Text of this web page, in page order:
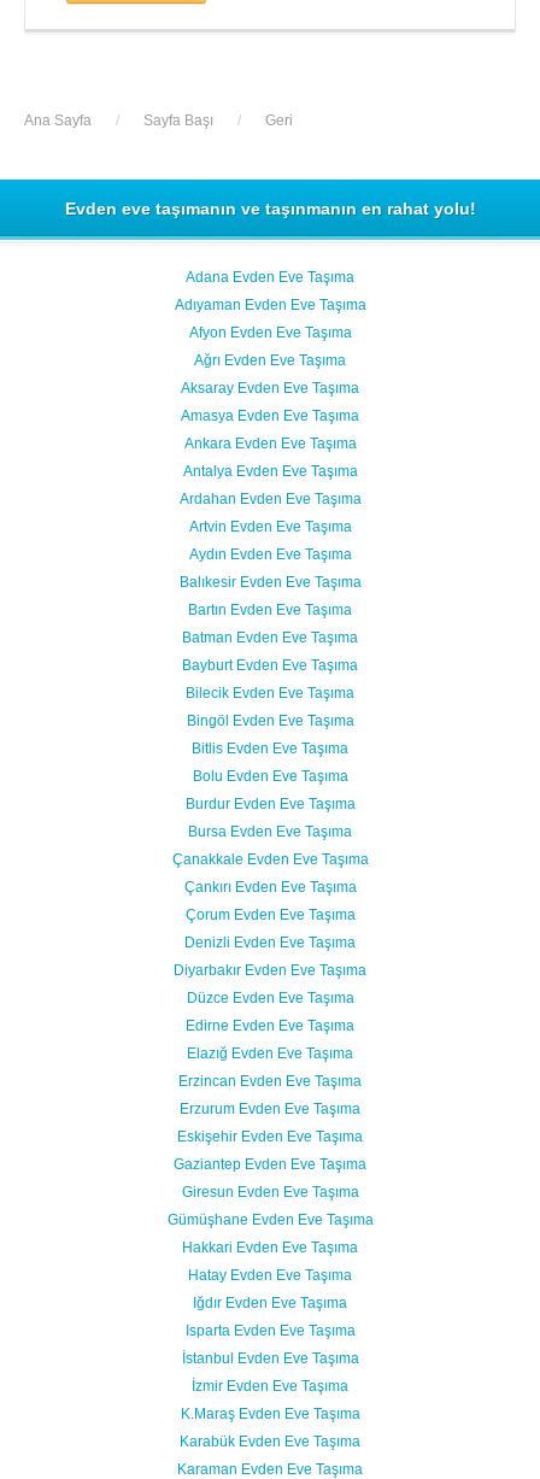
Ana Sayfa / Sayfa Başı / Geri
Evden eve taşımanın ve taşınmanın en rahat yolu!
Adana Evden Eve Taşıma
Adıyaman Evden Eve Taşıma
Afyon Evden Eve Taşıma
Ağrı Evden Eve Taşıma
Aksaray Evden Eve Taşıma
Amasya Evden Eve Taşıma
Ankara Evden Eve Taşıma
Antalya Evden Eve Taşıma
Ardahan Evden Eve Taşıma
Artvin Evden Eve Taşıma
Aydın Evden Eve Taşıma
Balıkesir Evden Eve Taşıma
Bartın Evden Eve Taşıma
Batman Evden Eve Taşıma
Bayburt Evden Eve Taşıma
Bilecik Evden Eve Taşıma
Bingöl Evden Eve Taşıma
Bitlis Evden Eve Taşıma
Bolu Evden Eve Taşıma
Burdur Evden Eve Taşıma
Bursa Evden Eve Taşıma
Çanakkale Evden Eve Taşıma
Çankırı Evden Eve Taşıma
Çorum Evden Eve Taşıma
Denizli Evden Eve Taşıma
Diyarbakır Evden Eve Taşıma
Düzce Evden Eve Taşıma
Edirne Evden Eve Taşıma
Elazığ Evden Eve Taşıma
Erzincan Evden Eve Taşıma
Erzurum Evden Eve Taşıma
Eskişehir Evden Eve Taşıma
Gaziantep Evden Eve Taşıma
Giresun Evden Eve Taşıma
Gümüşhane Evden Eve Taşıma
Hakkari Evden Eve Taşıma
Hatay Evden Eve Taşıma
Iğdır Evden Eve Taşıma
Isparta Evden Eve Taşıma
İstanbul Evden Eve Taşıma
İzmir Evden Eve Taşıma
K.Maraş Evden Eve Taşıma
Karabük Evden Eve Taşıma
Karaman Evden Eve Taşıma